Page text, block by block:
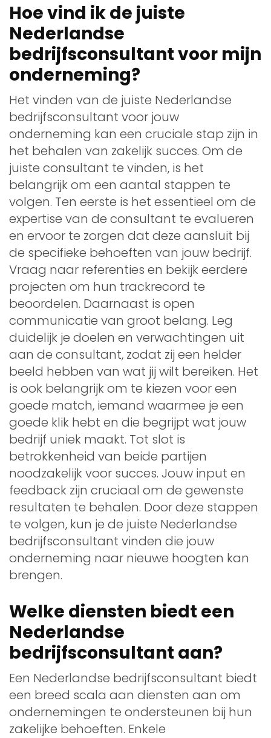
Hoe vind ik de juiste
Nederlandse
bedrijfsconsultant voor mijn
onderneming?
Het vinden van de juiste Nederlandse
bedrijfsconsultant voor jouw
onderneming kan een cruciale stap zijn in
het behalen van zakelijk succes. Om de
juiste consultant te vinden, is het
belangrijk om een aantal stappen te
volgen. Ten eerste is het essentieel om de
expertise van de consultant te evalueren
en ervoor te zorgen dat deze aansluit bij
de specifieke behoeften van jouw bedrijf.
Vraag naar referenties en bekijk eerdere
projecten om hun trackrecord te
beoordelen. Daarnaast is open
communicatie van groot belang. Leg
duidelijk je doelen en verwachtingen uit
aan de consultant, zodat zij een helder
beeld hebben van wat jij wilt bereiken. Het
is ook belangrijk om te kiezen voor een
goede match, iemand waarmee je een
goede klik hebt en die begrijpt wat jouw
bedrijf uniek maakt. Tot slot is
betrokkenheid van beide partijen
noodzakelijk voor succes. Jouw input en
feedback zijn cruciaal om de gewenste
resultaten te behalen. Door deze stappen
te volgen, kun je de juiste Nederlandse
bedrijfsconsultant vinden die jouw
onderneming naar nieuwe hoogten kan
brengen.
Welke diensten biedt een
Nederlandse
bedrijfsconsultant aan?
Een Nederlandse bedrijfsconsultant biedt
een breed scala aan diensten aan om
ondernemingen te ondersteunen bij hun
zakelijke behoeften. Enkele